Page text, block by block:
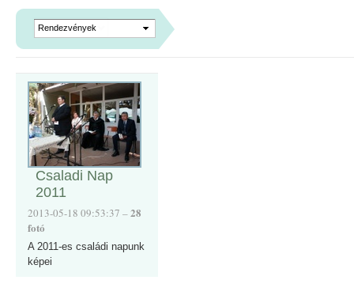
Csaladi Nap
2011
2013-05-18 09:53:37 –28
fotó
A 2011-es családi napunk
képei